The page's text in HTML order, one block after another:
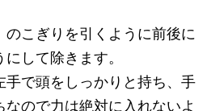
のこぎりを引くように前後に
して除きます。
手で頭をしっかりと持ち、手
ので力は絶対に入れないよ